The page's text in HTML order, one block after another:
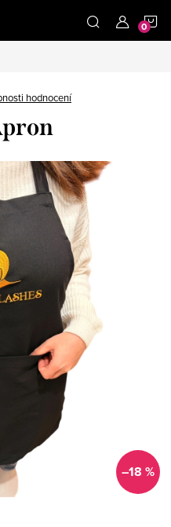
hodnocení
–18 %